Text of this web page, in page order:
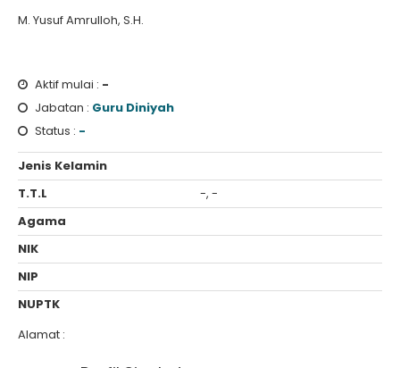
M. Yusuf Amrulloh, S.H.
Aktif mulai : -
Jabatan : Guru Diniyah
Status : -
Jenis Kelamin
T.T.L
-, -
Agama
NIK
NIP
NUPTK
Alamat :